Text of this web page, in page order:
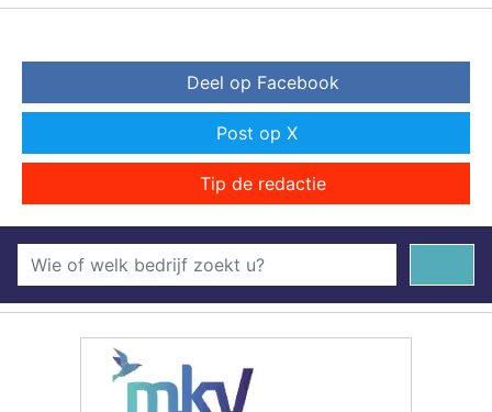
Deel op Facebook
Post op X
Tip de redactie